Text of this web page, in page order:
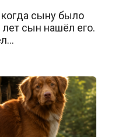
сыну было
лет сын нашёл его.